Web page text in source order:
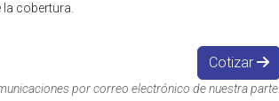
la cobertura.
Cotizar
por correo electrónico de nuestra parte.